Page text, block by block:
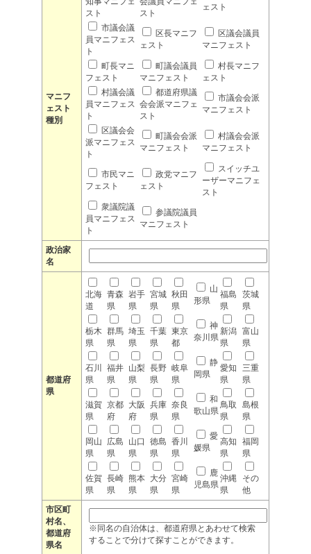
マニフ
ェスト
種別
スト
スト
ェスト
市議会議
員マニフェス
ト
区長マニフ
ェスト
区議会議員
マニフェスト
町長マニ
フェスト
町議会議員
マニフェスト
村長マニフ
ェスト
村議会議
員マニフェス
ト
都道府県議
会会派マニフェ
スト
市議会会派
マニフェスト
区議会会
派マニフェス
ト
町議会会派
マニフェスト
村議会会派
マニフェスト
市民マニ
フェスト
政党マニフ
ェスト
スイッチユ
ーザーマニフェ
スト
衆議院議
員マニフェス
ト
参議院議員
マニフェスト
政治家
名
都道府
県
北海
道
青森
県
岩手
県
宮城
県
秋田
県
山
形県
福島
県
茨城
県
栃木
県
群馬
県
埼玉
県
千葉
県
東京
都
神
奈川県
新潟
県
富山
県
石川
県
福井
県
山梨
県
長野
県
岐阜
県
静
岡県
愛知
県
三重
県
滋賀
県
京都
府
大阪
府
兵庫
県
奈良
県
和
歌山県
鳥取
県
島根
県
岡山
県
広島
県
山口
県
徳島
県
香川
県
愛
媛県
高知
県
福岡
県
佐賀
県
長崎
県
熊本
県
大分
県
宮崎
県
鹿
児島県
沖縄
県
その
他
市区町
村名、
都道府
県名
※同名の自治体は、都道府県とあわせて検索
することで分けて探すことができます。